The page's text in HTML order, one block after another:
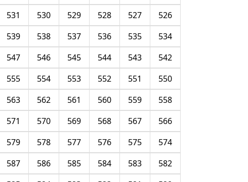
526
527
528
529
530
531
534
535
536
537
538
539
542
543
544
545
546
547
550
551
552
553
554
555
558
559
560
561
562
563
566
567
568
569
570
571
574
575
576
577
578
579
582
583
584
585
586
587